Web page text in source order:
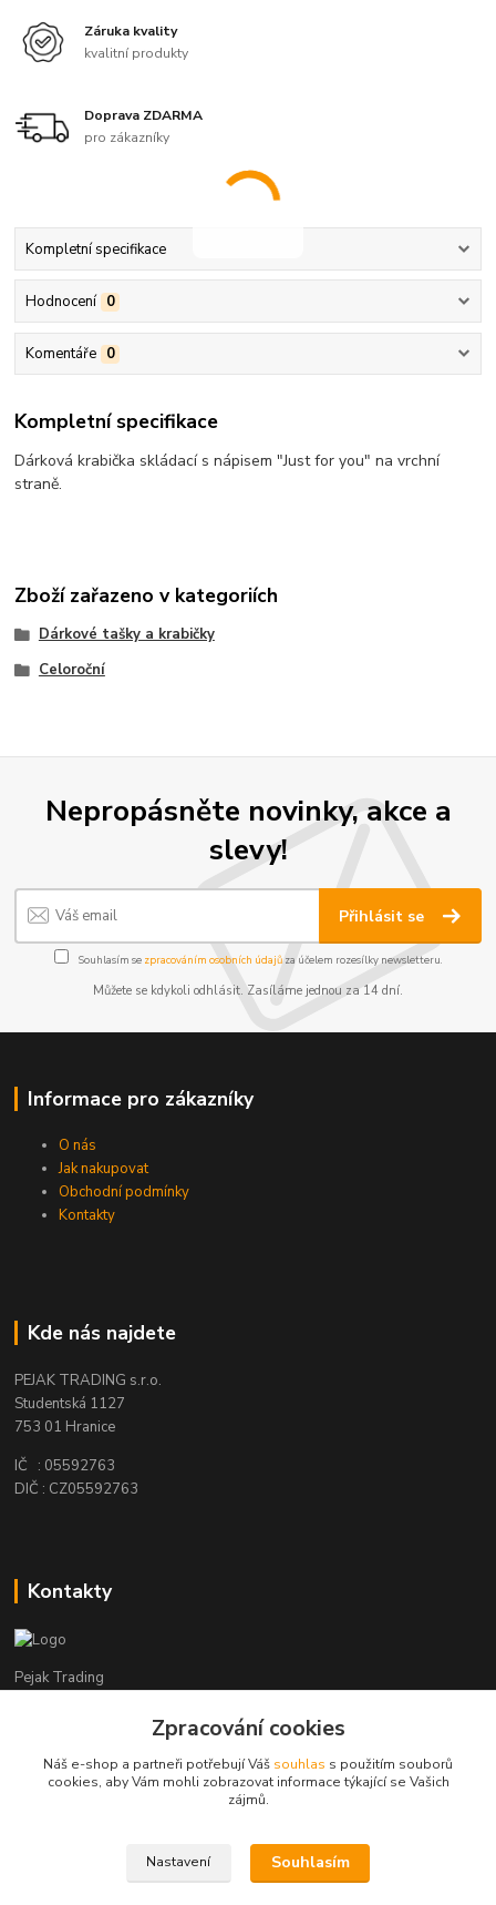
Záruka kvality
kvalitní produkty
Doprava ZDARMA
pro zákazníky
Kompletní specifikace
Hodnocení 0
Komentáře 0
Kompletní specifikace
Dárková krabička skládací s nápisem "Just for you" na vrchní
straně.
Zboží zařazeno v kategoriích
Dárkové tašky a krabičky
Celoroční
Nepropásněte novinky, akce a
slevy!
Přihlásit se
Souhlasím se zpracováním osobních údajůza účelem rozesílky newsletteru.
Můžete se kdykoli odhlásit. Zasíláme jednou za 14 dní.
Informace pro zákazníky
O nás
Jak nakupovat
Obchodní podmínky
Kontakty
Kde nás najdete
PEJAK TRADING s.r.o.
Studentská 1127
753 01 Hranice
IČ : 05592763
DIČ : CZ05592763
Kontakty
Pejak Trading
+ 420 724 280 132
(Po-Pá, 8-16 hod.)
Zpracování cookies
Náš e-shop a partneři potřebují Váš souhlas s použitím souborů
cookies, aby Vám mohli zobrazovat informace týkající se Vašich
zájmů.
Nastavení Souhlasím